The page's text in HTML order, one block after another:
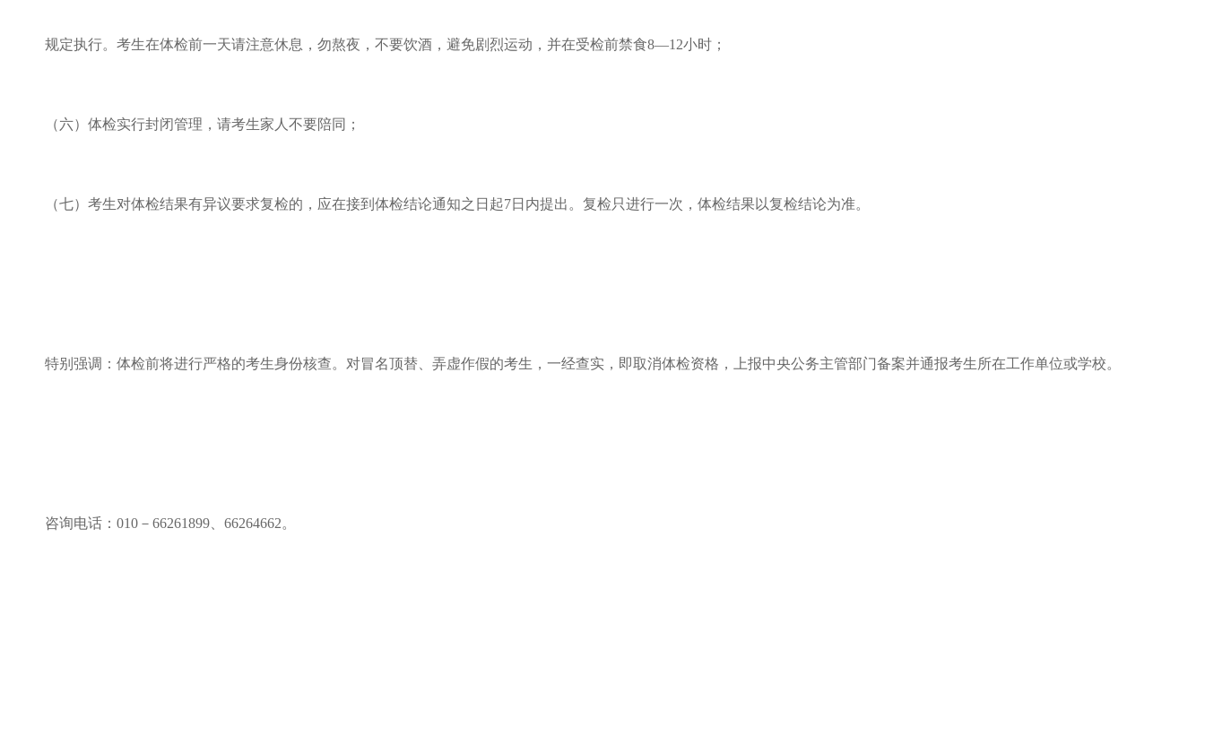
规定执行。考生在体检前一天请注意休息，勿熬夜，不要饮酒，避免剧烈运动，并在受检前禁食8—12小时；
（六）体检实行封闭管理，请考生家人不要陪同；
（七）考生对体检结果有异议要求复检的，应在接到体检结论通知之日起7日内提出。复检只进行一次，体检结果以复检结论为准。
特别强调：体检前将进行严格的考生身份核查。对冒名顶替、弄虚作假的考生，一经查实，即取消体检资格，上报中央公务主管部门备案并通报考生所在工作单位或学校。
咨询电话： 010－66261899、66264662。